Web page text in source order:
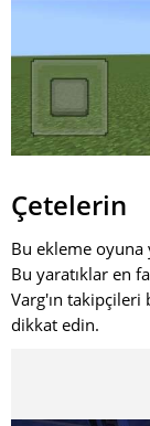
Çetelerin
Bu ekleme oyuna
Bu yaratıklar en
Varg'ın takipçileri
dikkat edin.